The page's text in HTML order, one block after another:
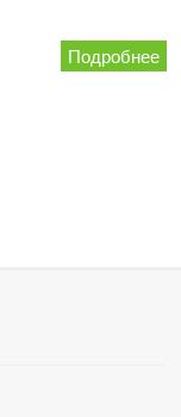
Подробнее